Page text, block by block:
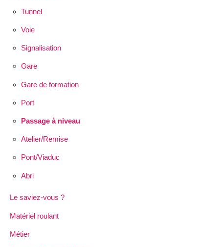
Tunnel
Voie
Signalisation
Gare
Gare de formation
Port
Passage à niveau
Atelier/Remise
Pont/Viaduc
Abri
Le saviez-vous ?
Matériel roulant
Métier